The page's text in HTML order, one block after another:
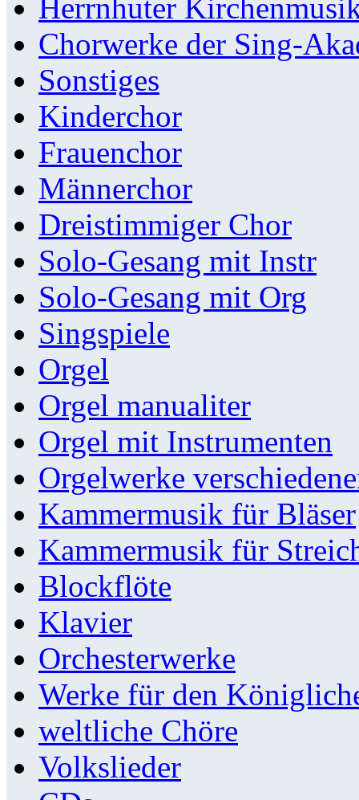
Herrnhuter
Chorwerke der Sing-
Sonstiges
Kinderchor
Frauenchor
Männerchor
Dreistimmiger Chor
Solo-Gesang mit Instr
Solo-Gesang mit Org
Singspiele
Orgel
Orgel manualiter
Orgel mit Instrumenten
Orgelwerke
Kammermusik für Bläser
Kammermusik für
Blockflöte
Klavier
Orchesterwerke
Werke für den
weltliche Chöre
Volkslieder